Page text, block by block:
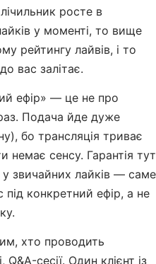
росте в
у моменті, то вище
рейтингу лайвів, і то
вас залітає.
ефір» — це не про
Подача йде дуже
бо трансляція триває
немає сенсу. Гарантія тут
звичайних лайків — саме
конкретний ефір, а не
хто проводить
Q&A-сесії. Один клієнт із